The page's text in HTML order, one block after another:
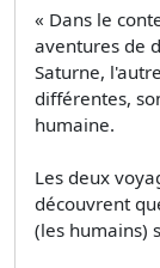
« Dans le
aventures de
Saturne,
différentes,
humaine.
Les deux
découvrent
(les humains)